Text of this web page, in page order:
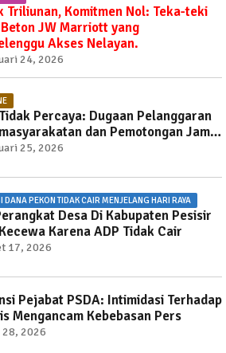
Triliunan, Komitmen Nol: Teka-teki
JW Marriott yang
Akses Nelayan.
24, 2026
Percaya: Dugaan Pelanggaran
dan Pemotongan Jam
Publik di Rutan Way Huwi."
25, 2026
DANA PEKON TIDAK CAIR MENJELANG HARI RAYA
Desa Di Kabupaten Pesisir
Karena ADP Tidak Cair
17, 2026
Pejabat PSDA: Intimidasi Terhadap
Mengancam Kebebasan Pers
2026